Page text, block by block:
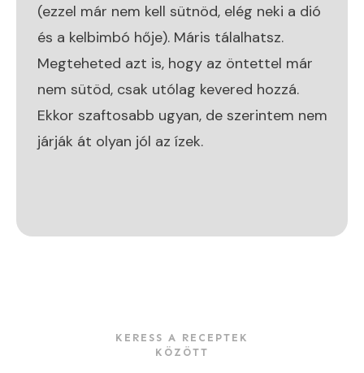
(ezzel már nem kell sütnöd, elég neki a dió
és a kelbimbó hője). Máris tálalhatsz.
Megteheted azt is, hogy az öntettel már
nem sütöd, csak utólag kevered hozzá.
Ekkor szaftosabb ugyan, de szerintem nem
járják át olyan jól az ízek.
KERESS A RECEPTEK
KÖZÖTT